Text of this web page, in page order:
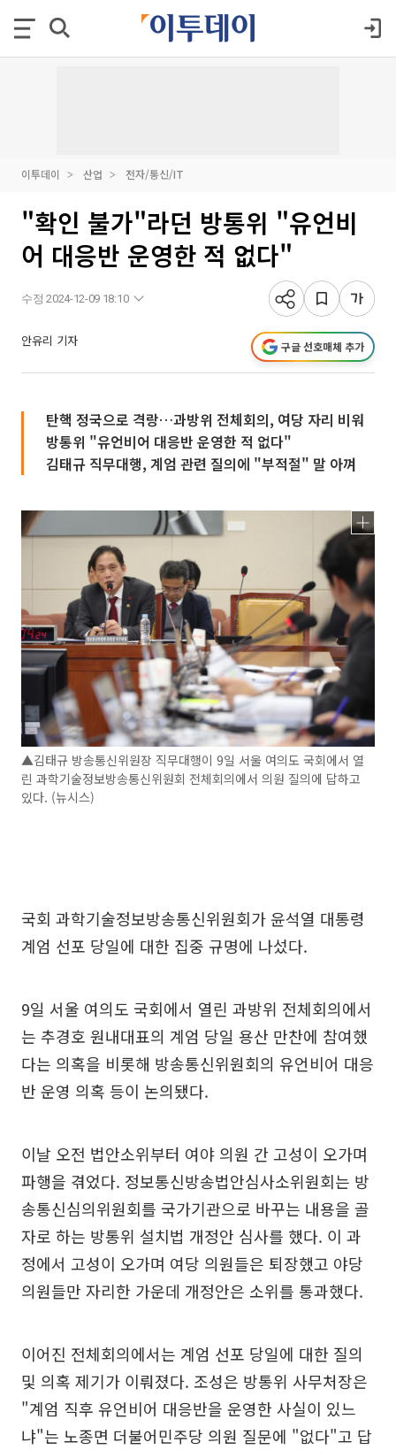
이투데이 산업 전자/통신/IT
"확인 불가"라던 방통위 "유언비
어 대응반 운영한 적 없다"
수정 2024-12-09 18:10
안유리 기자 구글 선호매체 추가
탄핵 정국으로 격랑…과방위 전체회의, 여당 자리 비워
방통위 "유언비어 대응반 운영한 적 없다"
김태규 직무대행, 계엄 관련 질의에 "부적절" 말 아껴
▲김태규 방송통신위원장 직무대행이 9일 서울 여의도 국회에서 열
린 과학기술정보방송통신위원회 전체회의에서 의원 질의에 답하고
있다. (뉴시스)
국회 과학기술정보방송통신위원회가 윤석열 대통령
계엄 선포 당일에 대한 집중 규명에 나섰다.
9일 서울 여의도 국회에서 열린 과방위 전체회의에서
는 추경호 원내대표의 계엄 당일 용산 만찬에 참여했
다는 의혹을 비롯해 방송통신위원회의 유언비어 대응
반 운영 의혹 등이 논의됐다.
이날 오전 법안소위부터 여야 의원 간 고성이 오가며
파행을 겪었다. 정보통신방송법안심사소위원회는 방
송통신심의위원회를 국가기관으로 바꾸는 내용을 골
자로 하는 방통위 설치법 개정안 심사를 했다. 이 과
정에서 고성이 오가며 여당 의원들은 퇴장했고 야당
의원들만 자리한 가운데 개정안은 소위를 통과했다.
이어진 전체회의에서는 계엄 선포 당일에 대한 질의
및 의혹 제기가 이뤄졌다. 조성은 방통위 사무처장은
"계엄 직후 유언비어 대응반을 운영한 사실이 있느
냐"는 노종면 더불어민주당 의원 질문에 "없다"고 답